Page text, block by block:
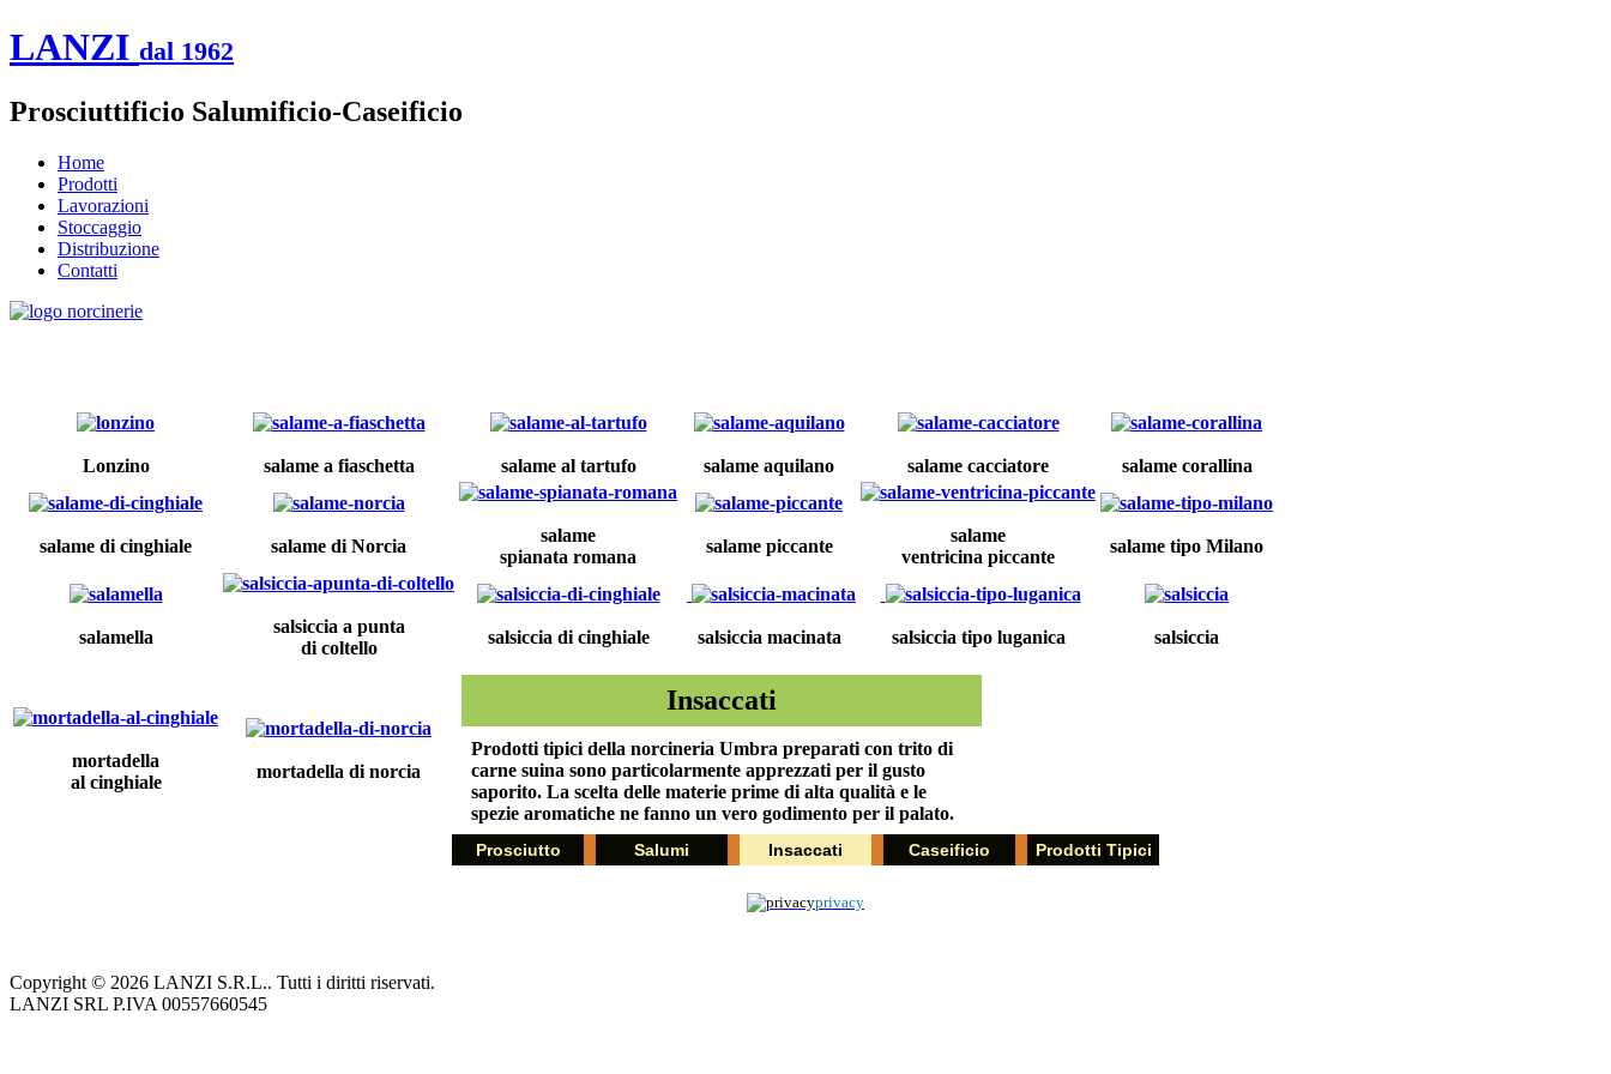
LANZI dal 1962
Prosciuttificio Salumificio-Caseificio
Home
Prodotti
Lavorazioni
Stoccaggio
Distribuzione
Contatti
Lonzino salame a fiaschetta salame al tartufo salame aquilano salame cacciatore salame corallina
salame di cinghiale salame di Norcia
salame
spianata romana
salame piccante
salame
ventricina piccante
salame tipo Milano
salamella
salsiccia a punta
di coltello
salsiccia di cinghiale salsiccia macinata salsiccia tipo luganica salsiccia
mortadella
al cinghiale
mortadella di norcia
Insaccati
Prodotti tipici della norcineria Umbra preparati con trito di
carne suina sono particolarmente apprezzati per il gusto
saporito. La scelta delle materie prime di alta qualità e le
spezie aromatiche ne fanno un vero godimento per il palato.
Prosciutto Salumi Insaccati Caseificio Prodotti Tipici
privacy
Copyright © 2026 LANZI S.R.L.. Tutti i diritti riservati.
LANZI SRL P.IVA 00557660545